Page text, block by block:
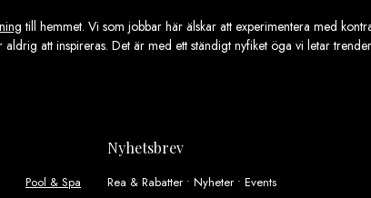
till hemmet. Vi som jobbar här älskar att experimentera med
att inspireras. Det är med ett ständigt nyfiket öga vi letar
Pool & Spa
Nyhetsbrev
Rea & Rabatter • Nyheter • Events